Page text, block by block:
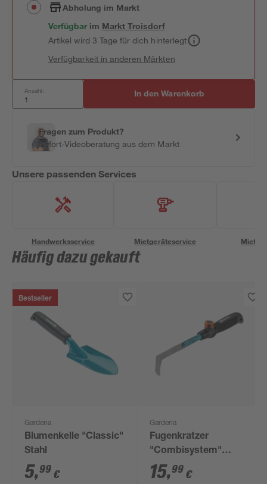
Abholung im Markt
Verfügbar im MarktTroisdorf
Artikel wird 3 Tage für dich hinterlegt
Verfügbarkeit in anderen Märkten
Anzahl: In den Warenkorb
Fragen zum Produkt?
Sofort-Videoberatung aus dem Markt
Unsere passenden Services
Handwerksservice Mietgeräteservice
Häufig dazu gekauft
Bestseller
Gardena
Blumenkelle "Classic"
Stahl
5,99 €
Gardena
Fugenkratzer
"Combisystem"
Edelstahl
15,99 €